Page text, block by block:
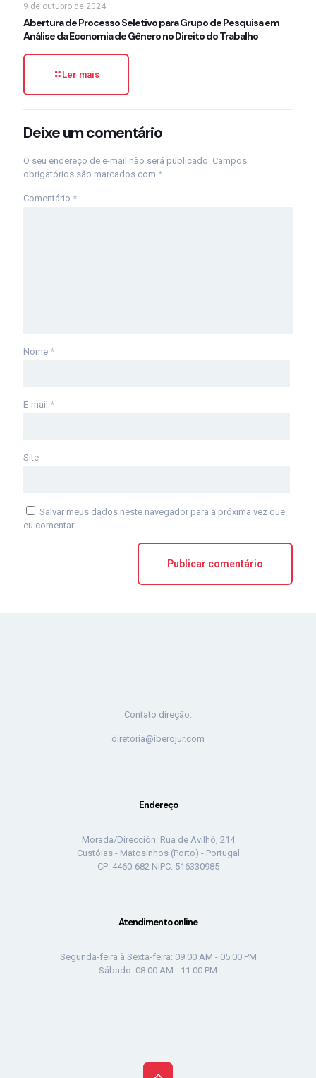
9 de outubro de 2024
Abertura de Processo Seletivo para Grupo de Pesquisa em
Análise da Economia de Gênero no Direito do Trabalho
Ler mais
Deixe um comentário
O seu endereço de e-mail não será publicado. Campos
obrigatórios são marcados com *
Comentário *
Nome *
E-mail *
Site
Salvar meus dados neste navegador para a próxima vez que
eu comentar.
Contato direção:
diretoria@iberojur.com
Endereço
Morada/Dirección: Rua de Avilhó, 214
Custóias - Matosinhos (Porto) - Portugal
CP: 4460-682 NIPC: 516330985
Atendimento online
Segunda-feira à Sexta-feira: 09:00 AM - 05:00 PM
Sábado: 08:00 AM - 11:00 PM